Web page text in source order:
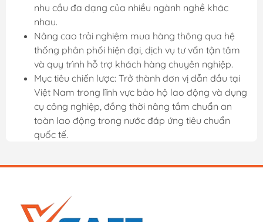
nhu cầu đa dạng của nhiều ngành nghề khác
nhau.
Nâng cao trải nghiệm mua hàng thông qua hệ
thống phân phối hiện đại, dịch vụ tư vấn tận tâm
và quy trình hỗ trợ khách hàng chuyên nghiệp.
Mục tiêu chiến lược: Trở thành đơn vị dẫn đầu tại
Việt Nam trong lĩnh vực bảo hộ lao động và dụng
cụ công nghiệp, đồng thời nâng tầm chuẩn an
toàn lao động trong nước đáp ứng tiêu chuẩn
quốc tế.